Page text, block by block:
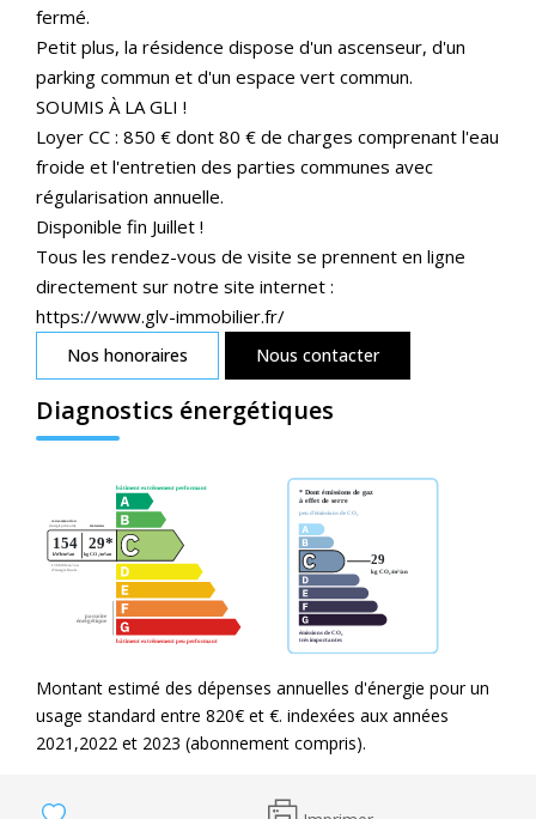
fermé.
Petit plus, la résidence dispose d'un ascenseur, d'un
parking commun et d'un espace vert commun.
SOUMIS À LA GLI !
Loyer CC : 850 € dont 80 € de charges comprenant l'eau
froide et l'entretien des parties communes avec
régularisation annuelle.
Disponible fin Juillet !
Tous les rendez-vous de visite se prennent en ligne
directement sur notre site internet :
https://www.glv-immobilier.fr/
Nos honoraires Nous contacter
Diagnostics énergétiques
Montant estimé des dépenses annuelles d'énergie pour un
usage standard entre 820€ et €. indexées aux années
2021,2022 et 2023 (abonnement compris).